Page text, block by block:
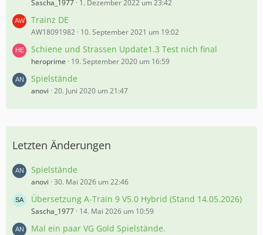
Sascha_1977 1. Dezember 2022 um 23:42
Trainz DE
AW18091982 10. September 2021 um 19:02
Schiene und Strassen Update1.3 Test nich final
heroprime 19. September 2020 um 16:59
Spielstände
anovi 20. Juni 2020 um 21:47
Letzten Änderungen
Spielstände
anovi 30. Mai 2026 um 22:46
Übersetzung A-Train 9 V5.0 Hybrid (Stand 14.05.2026)
Sascha_1977 14. Mai 2026 um 10:59
Mal ein paar VG Gold Spielstände.